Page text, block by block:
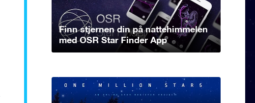
Finn stjernen din på nattehimmelen
med OSR Star Finder App